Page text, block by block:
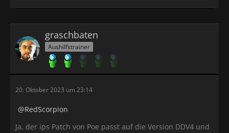
graschbaten
Aushilfstrainer
20. Oktober 2023 um 23:14
RedScorpion
Ja, der ips Patch von Poe passt auf die Version DDV4 und